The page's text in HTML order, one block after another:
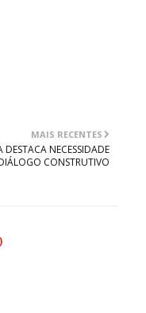
MAIS RECENTES
NECESSIDADE
CONSTRUTIVO